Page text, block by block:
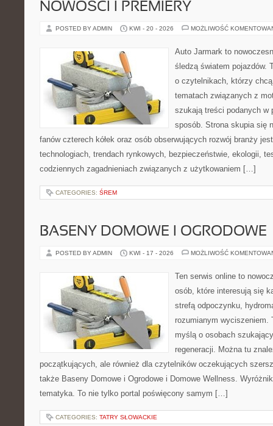
NOWOŚCI I PREMIERY
POSTED BY ADMIN KWI - 20 - 2026 MOŻLIWOŚĆ
Auto Jarmark to
śledzą światem pojazdów.
o czytelnikach, którzy
tematach związanych z
szukają treści podanych w
sposób. Strona skupia się
fanów czterech kółek oraz osób obserwujących rozwój branży
technologiach, trendach rynkowych, bezpieczeństwie, ekologii,
codziennych zagadnieniach związanych z użytkowaniem […]
CATEGORIES: ŚREM
BASENY DOMOWE I OGRODOWE
POSTED BY ADMIN KWI - 17 - 2026 MOŻLIWOŚĆ
Ten serwis online to
osób, które interesują się
strefą odpoczynku,
rozumianym wyciszeniem.
myślą o osobach
regeneracji. Można tu
początkujących, ale również dla czytelników oczekujących
także Baseny Domowe i Ogrodowe i Domowe Wellness.
tematyka. To nie tylko portal poświęcony samym […]
CATEGORIES: TATRY SŁOWACKIE